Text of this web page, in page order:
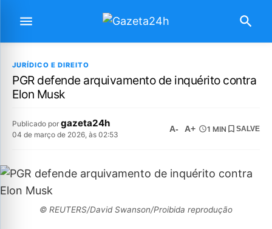
JURÍDICO E DIREITO
PGR defende arquivamento de inquérito contra
Elon Musk
Publicado por gazeta24h
04 de março de 2026, às 02:53
A- A+ 1 MIN SALVE
© REUTERS/David Swanson/Proibida reprodução